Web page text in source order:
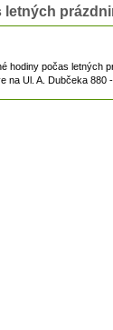
letných
hodiny počas letných
na Ul. A. Dubčeka 880